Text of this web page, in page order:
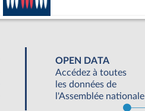
OPEN DATA
Accédez à toutes
les données de
l'Assemblée nationale